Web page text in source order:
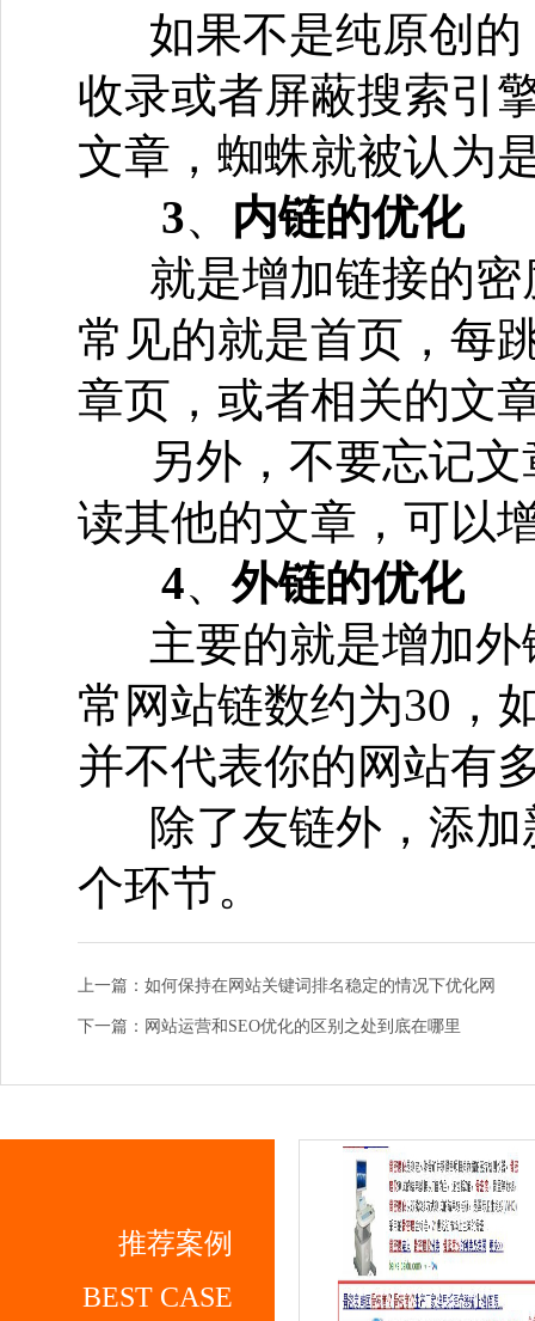
如果不是纯原创
收录或者屏蔽搜索引
文章，蜘蛛就被认为
3、 内链的优化
就是增加链接的
常见的就是首页，每
章页，或者相关的文
另外，不要忘记
读其他的文章，可以
4、外链的优化
主要的就是增加
常网站链数约为30，
并不代表你的网站有
除了友链外，添
个环节。
上一篇：如何保持在网站关键词排名稳定的情况下优化网
下一篇：网站运营和SEO优化的区别之处到底在哪里
推荐案例
BEST CASE